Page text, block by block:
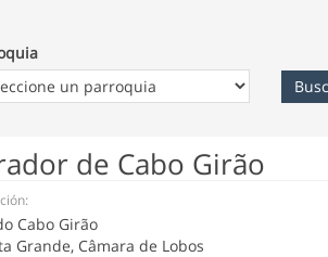
de Cabo Girão
Cabo Girão
Grande, Câmara de Lobos